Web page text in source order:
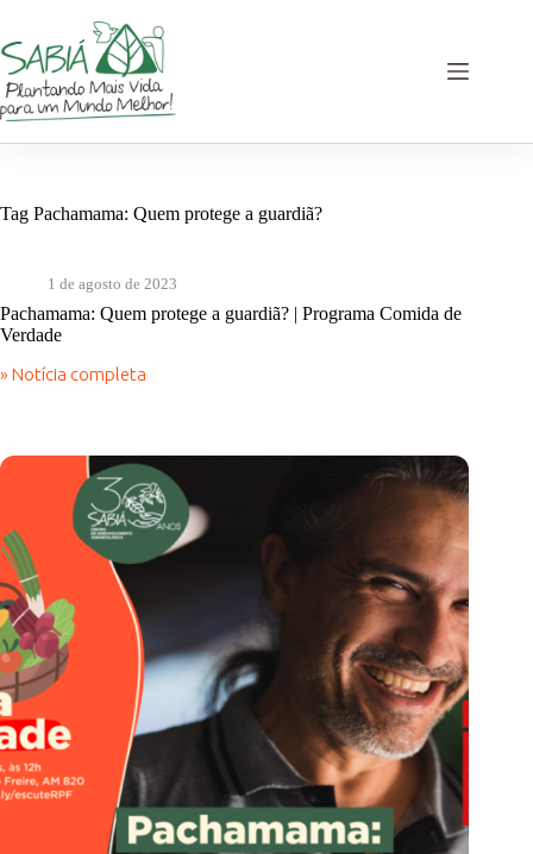
o
conteúdo
Tag Pachamama: Quem protege a guardiã?
1 de agosto de 2023
Pachamama: Quem protege a guardiã? | Programa Comida de
Verdade
» Notícia completa
Pachamama:
guardiã?
Programa
de
Verdade